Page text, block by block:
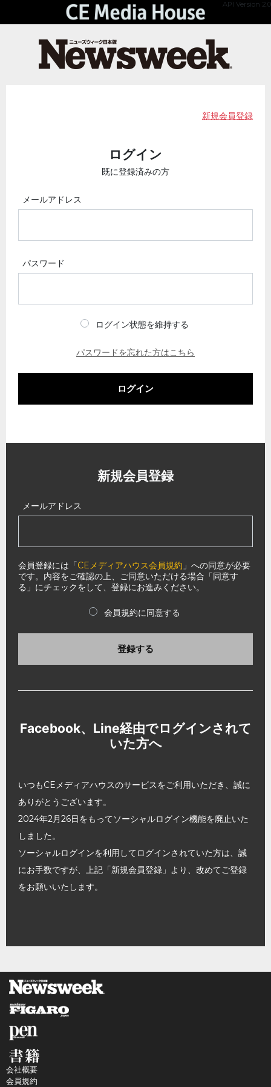
API Version 2.0
新規会員登録
ログイン
既に登録済みの方
メールアドレス
パスワード
ログイン状態を維持する
パスワードを忘れた方はこちら
ログイン
新規会員登録
メールアドレス
会員登録には「CEメディアハウス会員規約 」への同意が必要
です。内容をご確認の上、ご同意いただける場合「同意す
る」にチェックをして、登録にお進みください。
会員規約に同意する
登録する
Facebook、Line経由でログインされて
いた方へ
いつもCEメディアハウスのサービスをご利用いただき、誠に
ありがとうございます。
2024年2月26日をもってソーシャルログイン機能を廃止いた
しました。
ソーシャルログインを利用してログインされていた方は、誠
にお手数ですが、上記「新規会員登録」より、改めてご登録
をお願いいたします。
会社概要
会員規約